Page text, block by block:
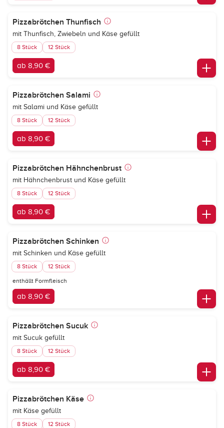
Pizzabrötchen Thunfisch
mit Thunfisch, Zwiebeln und Käse gefüllt
8 Stück 12 Stück
ab 8,90 €
Pizzabrötchen Salami
mit Salami und Käse gefüllt
8 Stück 12 Stück
ab 8,90 €
Pizzabrötchen Hähnchenbrust
mit Hähnchenbrust und Käse gefüllt
8 Stück 12 Stück
ab 8,90 €
Pizzabrötchen Schinken
mit Schinken und Käse gefüllt
8 Stück 12 Stück
enthällt Formfleisch
ab 8,90 €
Pizzabrötchen Sucuk
mit Sucuk gefüllt
8 Stück 12 Stück
ab 8,90 €
Pizzabrötchen Käse
mit Käse gefüllt
8 Stück 12 Stück